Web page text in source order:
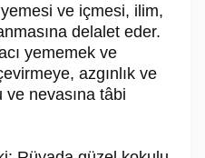
ve içmesi, ilim,
delalet eder.
yememek ve
azgınlık ve
ve nevasına tâbi